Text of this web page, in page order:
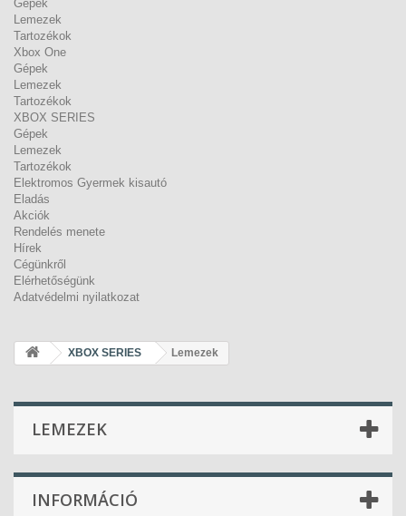
Gépek
Lemezek
Tartozékok
Xbox One
Gépek
Lemezek
Tartozékok
XBOX SERIES
Gépek
Lemezek
Tartozékok
Elektromos Gyermek kisautó
Eladás
Akciók
Rendelés menete
Hírek
Cégünkről
Elérhetőségünk
Adatvédelmi nyilatkozat
XBOX SERIES Lemezek
LEMEZEK
INFORMÁCIÓ